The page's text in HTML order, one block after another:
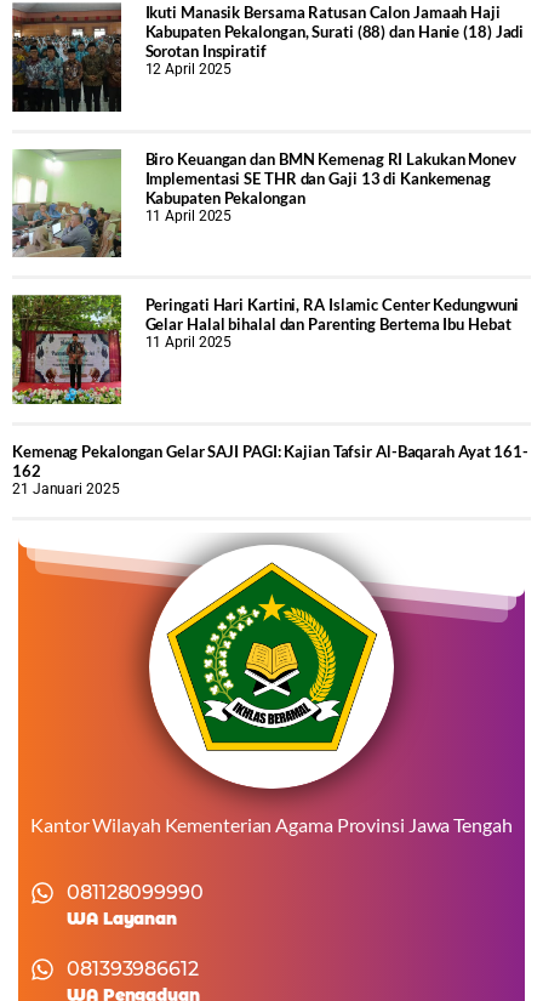
Ikuti Manasik Bersama Ratusan Calon Jamaah Haji
Kabupaten Pekalongan, Surati (88) dan Hanie (18) Jadi
Sorotan Inspiratif
12 April 2025
Biro Keuangan dan BMN Kemenag RI Lakukan Monev
Implementasi SE THR dan Gaji 13 di Kankemenag
Kabupaten Pekalongan
11 April 2025
Peringati Hari Kartini, RA Islamic Center Kedungwuni
Gelar Halal bihalal dan Parenting Bertema Ibu Hebat
11 April 2025
Kemenag Pekalongan Gelar SAJI PAGI: Kajian Tafsir Al-Baqarah Ayat 161-
162
21 Januari 2025
Kantor Wilayah Kementerian Agama Provinsi Jawa Tengah
081128099990
WA Layanan
081393986612
WA Pengaduan